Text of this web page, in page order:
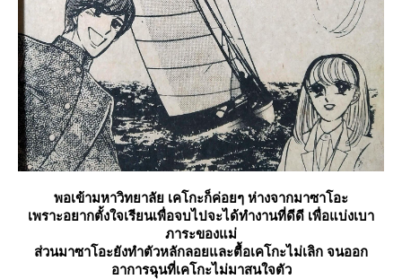
พอเข้ามหาวิทยาลัย เคโกะก็ค่อยๆ ห่างจากมาซาโอะ
เพราะอยากตั้งใจเรียนเพื่อจบไปจะได้ทำงานที่ดีดี เพื่อแบ่งเบา
ภาระของแม่
ส่วนมาซาโอะยังทำตัวหลักลอยและตื้อเคโกะไม่เลิก จนออก
อาการฉุนที่เคโกะไม่มาสนใจตัว